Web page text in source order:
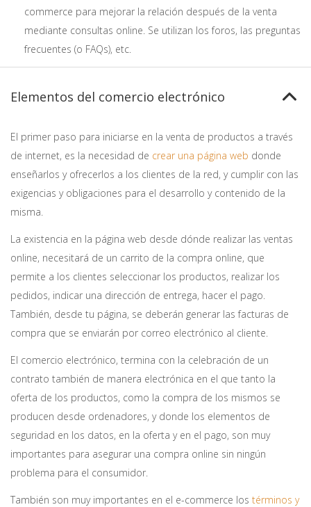
commerce para mejorar la relación después de la venta
mediante consultas online. Se utilizan los foros, las preguntas
frecuentes (o FAQs), etc.
Elementos del comercio electrónico
El primer paso para iniciarse en la venta de productos a través
de internet, es la necesidad de crear una página web donde
enseñarlos y ofrecerlos a los clientes de la red, y cumplir con las
exigencias y obligaciones para el desarrollo y contenido de la
misma.
La existencia en la página web desde dónde realizar las ventas
online, necesitará de un carrito de la compra online, que
permite a los clientes seleccionar los productos, realizar los
pedidos, indicar una dirección de entrega, hacer el pago.
También, desde tu página, se deberán generar las facturas de
compra que se enviarán por correo electrónico al cliente.
El comercio electrónico, termina con la celebración de un
contrato también de manera electrónica en el que tanto la
oferta de los productos, como la compra de los mismos se
producen desde ordenadores, y donde los elementos de
seguridad en los datos, en la oferta y en el pago, son muy
importantes para asegurar una compra online sin ningún
problema para el consumidor.
También son muy importantes en el e-commerce los términos y